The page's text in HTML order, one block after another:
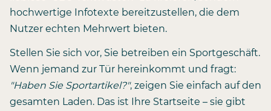
hochwertige Infotexte bereitzustellen, die dem
Nutzer echten Mehrwert bieten.
Stellen Sie sich vor, Sie betreiben ein Sportgeschäft.
Wenn jemand zur Tür hereinkommt und fragt:
"Haben Sie Sportartikel?", zeigen Sie einfach auf den
gesamten Laden. Das ist Ihre Startseite – sie gibt